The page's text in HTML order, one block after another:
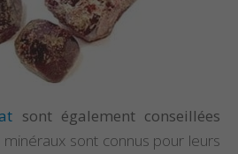
sont également conseillées
minéraux sont connus pour leurs